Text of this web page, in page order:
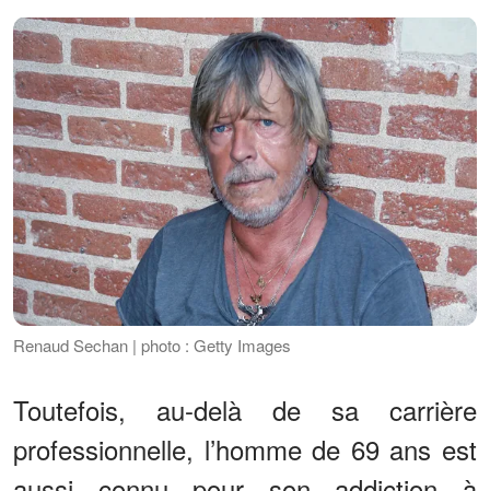
Renaud Sechan | photo : Getty Images
Toutefois, au-delà de sa carrière
professionnelle, l’homme de 69 ans est